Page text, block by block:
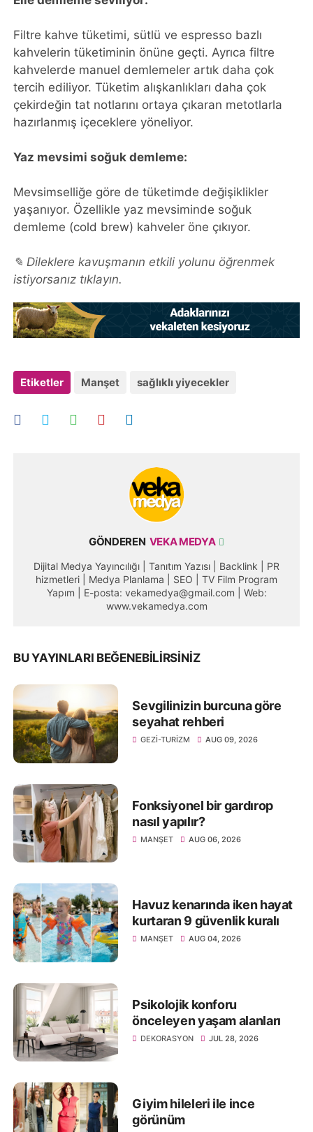
Filtre kahve tüketimi, sütlü ve espresso bazlı
kahvelerin tüketiminin önüne geçti. Ayrıca filtre
kahvelerde manuel demlemeler artık daha çok
tercih ediliyor. Tüketim alışkanlıkları daha çok
çekirdeğin tat notlarını ortaya çıkaran metotlarla
hazırlanmış içeceklere yöneliyor.
Yaz mevsimi soğuk demleme:
Mevsimselliğe göre de tüketimde değişiklikler
yaşanıyor. Özellikle yaz mevsiminde soğuk
demleme (cold brew) kahveler öne çıkıyor.
✎ Dileklere kavuşmanın etkili yolunu öğrenmek
istiyorsanız tıklayın.
Etiketler Manşet sağlıklı yiyecekler
GÖNDEREN VEKA MEDYA
Dijital Medya Yayıncılığı | Tanıtım Yazısı | Backlink | PR
hizmetleri | Medya Planlama | SEO | TV Film Program
Yapım | E-posta: vekamedya@gmail.com | Web:
www.vekamedya.com
BU YAYINLARI BEĞENEBILIRSINIZ
Sevgilinizin burcuna göre
seyahat rehberi
GEZI-TURIZM AUG 09, 2026
Fonksiyonel bir gardırop
nasıl yapılır?
MANŞET AUG 06, 2026
Havuz kenarında iken hayat
kurtaran 9 güvenlik kuralı
MANŞET AUG 04, 2026
Psikolojik konforu
önceleyen yaşam alanları
DEKORASYON JUL 28, 2026
Giyim hileleri ile ince
görünüm